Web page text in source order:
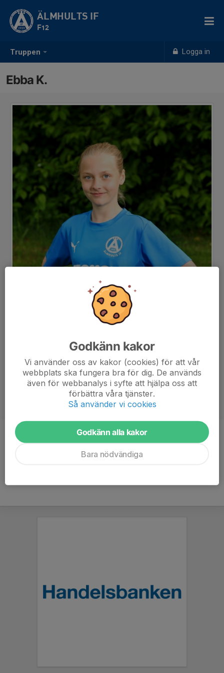
Truppen Logga in
ÄLMHULTS IF
F12
Ebba K.
Ålder
Godkänn kakor
Vi använder oss av kakor (cookies) för att vår
webbplats ska fungera bra för dig. De används
även för webbanalys i syfte att hjälpa oss att
förbättra våra tjänster.
Så använder vi cookies
Godkänn alla kakor
Bara nödvändiga